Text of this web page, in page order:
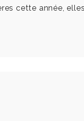
cette année,